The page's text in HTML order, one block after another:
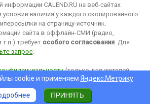
CALEND.RU на веб-сайтах
наличия у каждого скопированного
на страницу-источник.
сайта в оффлайн-СМИ (радио,
т.п.) требует особого согласования. Для
запрос.
(только для жителей
cookie и применяем Яндекс.Метрику.
ПРИНЯТЬ